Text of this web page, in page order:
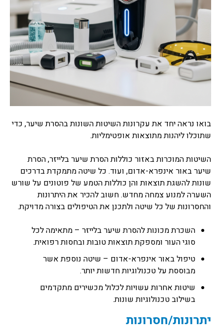
בואו נראה יחד את עקרונות השיטות השונות בהסרת שיער, כדי
שתוכלו ליהנות מתוצאות אופטימליות.
השיטות המוכרות באזור כוללות הסרת שיער בלייזר, הסרת
שיער באור אינפרא-אדום, ועוד. כל שיטה מתמקדת בדרכים
שונות להשגת תוצאות והן כוללות הטמע של פוטונים על שורש
השערה למנוע צמחה מחדש. חשוב להכיר את היתרונות
והחסרונות של כל שיטה ולתכנן את הטיפולים בצורה מדויקת.
השכרת מכונות להסרת שיער בלייזר – מתאימה לכל
סוגי העור ומספקת תוצאות טובות ובחסות רפואית.
טיפול באור אינפרא-אדום – שיטה נוספת אשר
מבוססת על טכנולוגיות חדשות יותר.
שיטות אחרות עשויות לכלול מכשירים מתקדמים
בשילוב טכנולוגיות שונות.
יתרונות/חסרונות